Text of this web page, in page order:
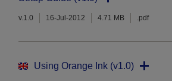
v.1.0 16-Jul-2012 4.71 MB .pdf
Using Orange Ink (v1.0)